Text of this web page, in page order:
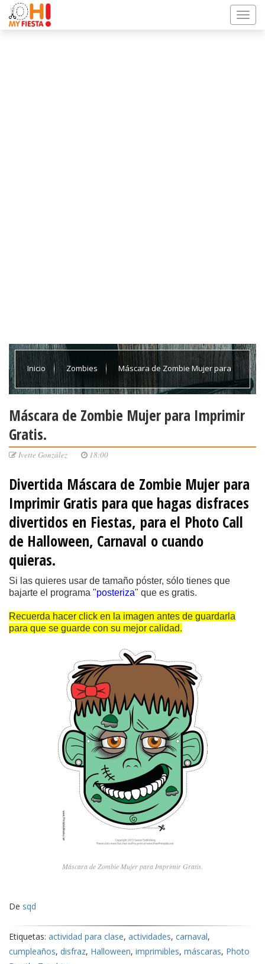
Inicio Zombies Máscara de Zombie Mujer para
Máscara de Zombie Mujer para Imprimir
Gratis.
Ivette González 18:00
Divertida Máscara de Zombie Mujer para
Imprimir Gratis para que hagas disfraces
divertidos en Fiestas, para el Photo Call
de Halloween, Carnaval o cuando
quieras.
Si las quieres usar de tamaño póster, sólo tienes que
bajarte el programa "posteriza" que es gratis.
Recuerda hacer click en la imagen antes de guardarla
para que se guarde con su mejor calidad.
Máscara de Zombie Mujer para Imprimir Gratis.
De sqd
Etiquetas: actividad para clase, actividades, carnaval,
cumpleaños, disfraz, Halloween, imprimibles, máscaras, Photo